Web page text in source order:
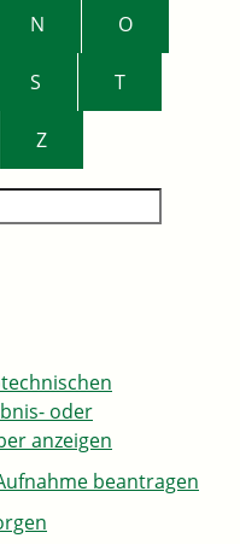
N O
S T
Z
oder
anzeigen
beantragen